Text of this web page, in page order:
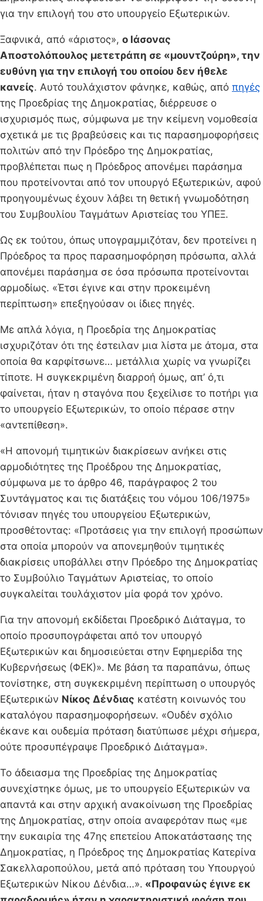
για την επιλογή του στο υπουργείο Εξωτερικών.
Ξαφνικά, από «άριστος», ο Ιάσονας
Αποστολόπουλος μετετράπη σε «μουντζούρη», την
ευθύνη για την επιλογή του οποίου δεν ήθελε
κανείς. Αυτό τουλάχιστον φάνηκε, καθώς, από πηγές
της Προεδρίας της Δημοκρατίας, διέρρευσε ο
ισχυρισμός πως, σύμφωνα με την κείμενη νομοθεσία
σχετικά με τις βραβεύσεις και τις παρασημοφορήσεις
πολιτών από την Πρόεδρο της Δημοκρατίας,
προβλέπεται πως η Πρόεδρος απονέμει παράσημα
που προτείνονται από τον υπουργό Εξωτερικών, αφού
προηγουμένως έχουν λάβει τη θετική γνωμοδότηση
του Συμβουλίου Ταγμάτων Αριστείας του ΥΠΕΞ.
Ως εκ τούτου, όπως υπογραμμιζόταν, δεν προτείνει η
Πρόεδρος τα προς παρασημοφόρηση πρόσωπα, αλλά
απονέμει παράσημα σε όσα πρόσωπα προτείνονται
αρμοδίως. «Έτσι έγινε και στην προκειμένη
περίπτωση» επεξηγούσαν οι ίδιες πηγές.
Με απλά λόγια, η Προεδρία της Δημοκρατίας
ισχυριζόταν ότι της έστειλαν μια λίστα με άτομα, στα
οποία θα καρφίτσωνε… μετάλλια χωρίς να γνωρίζει
τίποτε. Η συγκεκριμένη διαρροή όμως, απ’ ό,τι
φαίνεται, ήταν η σταγόνα που ξεχείλισε το ποτήρι για
το υπουργείο Εξωτερικών, το οποίο πέρασε στην
«αντεπίθεση».
«Η απονομή τιμητικών διακρίσεων ανήκει στις
αρμοδιότητες της Προέδρου της Δημοκρατίας,
σύμφωνα με το άρθρο 46, παράγραφος 2 του
Συντάγματος και τις διατάξεις του νόμου 106/1975»
τόνισαν πηγές του υπουργείου Εξωτερικών,
προσθέτοντας: «Προτάσεις για την επιλογή προσώπων
στα οποία μπορούν να απονεμηθούν τιμητικές
διακρίσεις υποβάλλει στην Πρόεδρο της Δημοκρατίας
το Συμβούλιο Ταγμάτων Αριστείας, το οποίο
συγκαλείται τουλάχιστον μία φορά τον χρόνο.
Για την απονομή εκδίδεται Προεδρικό Διάταγμα, το
οποίο προσυπογράφεται από τον υπουργό
Εξωτερικών και δημοσιεύεται στην Εφημερίδα της
Κυβερνήσεως (ΦΕΚ)». Με βάση τα παραπάνω, όπως
τονίστηκε, στη συγκεκριμένη περίπτωση ο υπουργός
Εξωτερικών Νίκος Δένδιας κατέστη κοινωνός του
καταλόγου παρασημοφορήσεων. «Ουδέν σχόλιο
έκανε και ουδεμία πρόταση διατύπωσε μέχρι σήμερα,
ούτε προσυπέγραψε Προεδρικό Διάταγμα».
Το άδειασμα της Προεδρίας της Δημοκρατίας
συνεχίστηκε όμως, με το υπουργείο Εξωτερικών να
απαντά και στην αρχική ανακοίνωση της Προεδρίας
της Δημοκρατίας, στην οποία αναφερόταν πως «με
την ευκαιρία της 47ης επετείου Αποκατάστασης της
Δημοκρατίας, η Πρόεδρος της Δημοκρατίας Κατερίνα
Σακελλαροπούλου, μετά από πρόταση του Υπουργού
Εξωτερικών Νίκου Δένδια…». «Προφανώς έγινε εκ